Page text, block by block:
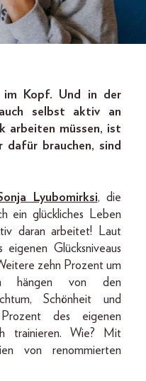
im Kopf. Und in der
selbst aktiv an
arbeiten müssen, ist
dafür brauchen, sind
Lyubomirksi, die
ein glückliches Leben
daran arbeitet! Laut
Glücksniveaus
zehn Prozent um
hängen von den
Schönheit und
des eigenen
trainieren. Wie? Mit
von renommierten